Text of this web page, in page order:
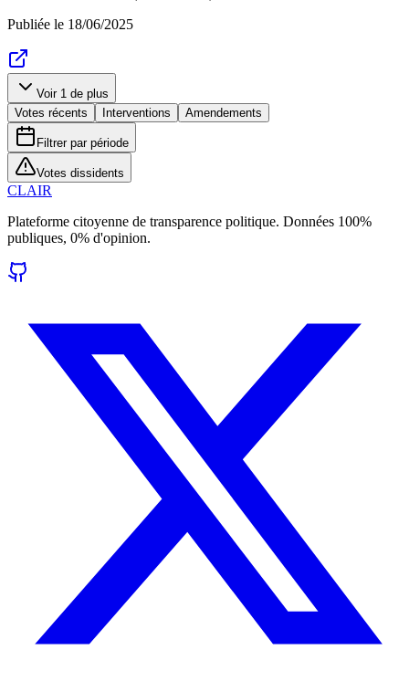
Publiée le 18/06/2025
Voir 1 de plus
Votes récents
Interventions Amendements
Filtrer par période
Votes dissidents
CLAIR
Plateforme citoyenne de transparence politique. Données 100%
publiques, 0% d'opinion.